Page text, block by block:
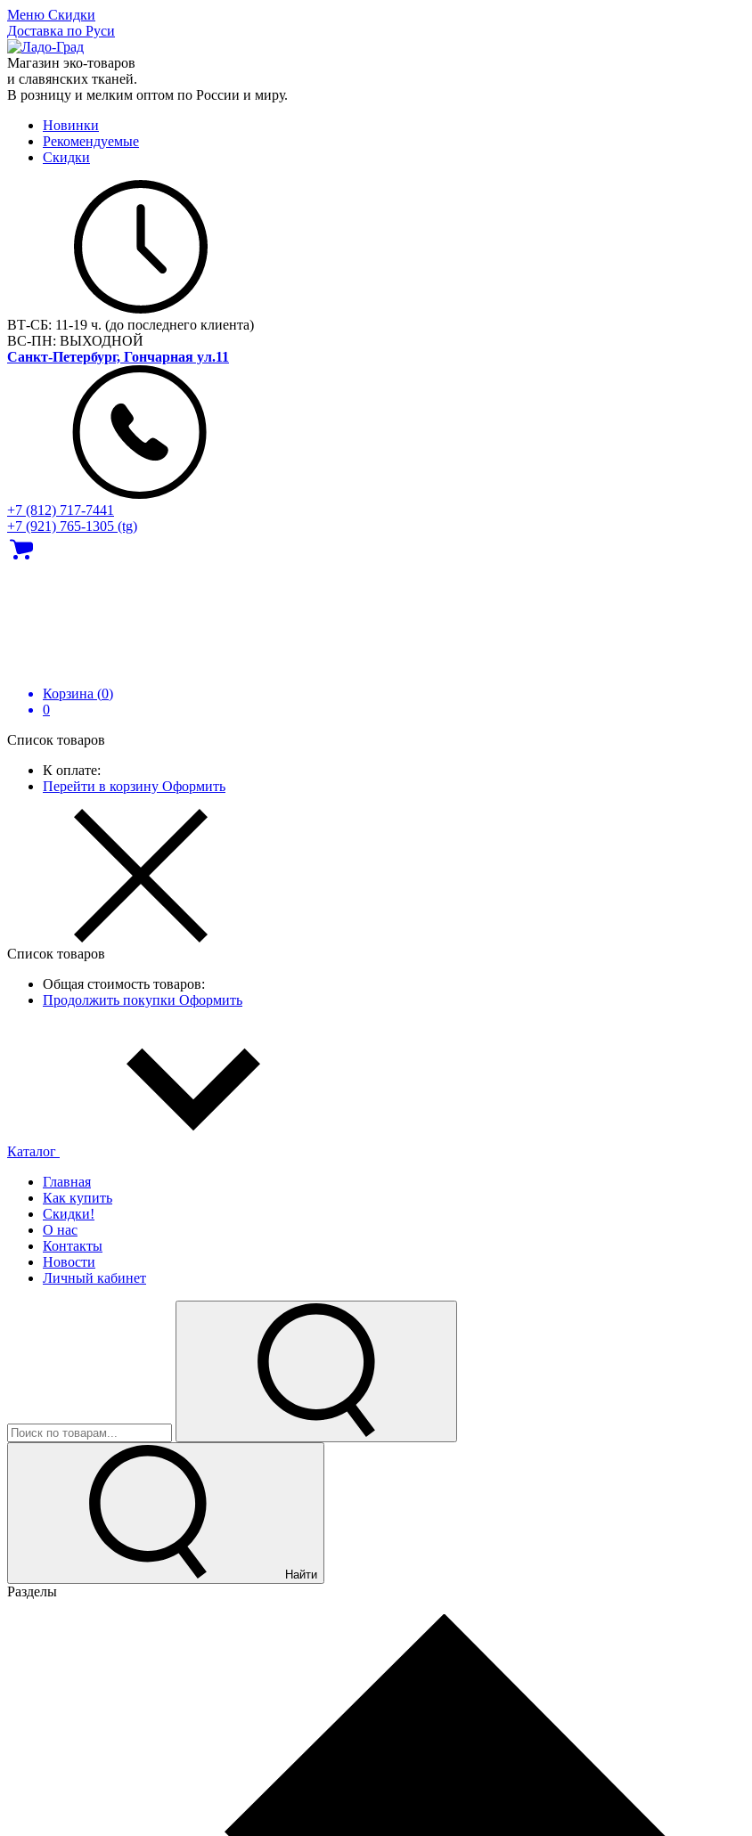
Меню Скидки
Доставка по Руси
Магазин эко-товаров
и славянских тканей.
В розницу и мелким оптом по России и миру.
Новинки
Рекомендуемые
Скидки
ВТ-СБ: 11-19 ч. (до последнего клиента)
ВС-ПН: ВЫХОДНОЙ
Санкт-Петербург, Гончарная ул.11
+7 (812) 717‑7441
+7 (921) 765-1305 (tg)
Корзина (0)
0
Список товаров
К оплате:
Перейти в корзину Оформить
Список товаров
Общая стоимость товаров:
Продолжить покупки Оформить
Каталог
Главная
Как купить
Скидки!
О нас
Контакты
Новости
Личный кабинет
Найти
Разделы